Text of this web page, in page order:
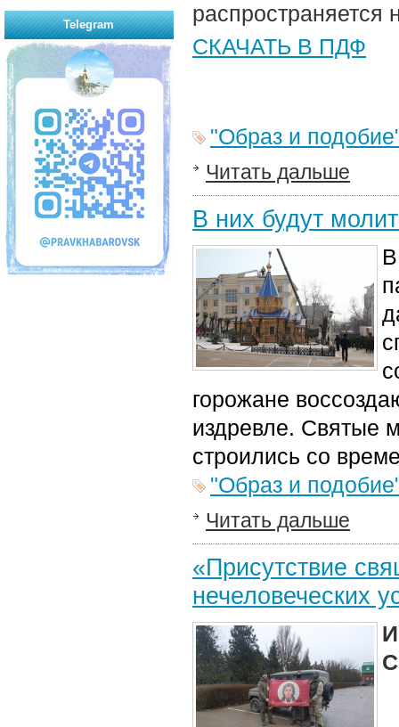
распространяется
СКАЧАТЬ В ПДФ
"Образ и
Читать дальше
В них будут
горожане
издревле. Святые
строились со
"Образ и
Читать дальше
«Присутствие
нечеловеческих
Telegram